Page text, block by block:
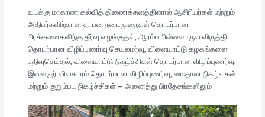
வடக்கு மாகாண கல்வித் திணைக்களத்தினால் ஆசிரியர்கள் மற்றும்
அதிபர்களிற்கான தாபன நடைமுறைகள் தொடர்பான
பிரச்சனைகளிற்கு தீர்வு வழங்குதல், ஆரம்ப பிள்ளைபருவ விருத்தி
தொடர்பான விழிப்புணர்வு செயலமர்வு, விளையாட்டு கழகங்களை
பதிவுசெய்தல், விளையாட்டு நிகழ்ச்சிகள் தொடர்பான விழிப்புணர்வு,
இளைஞர் விவகாரம் தொடர்பான விழிப்புணர்வு, மைதான நிகழ்வுகள்
மற்றும் குறும்பட நிகழ்ச்சிகள் – அனைத்து பிரதேசங்களிலும்